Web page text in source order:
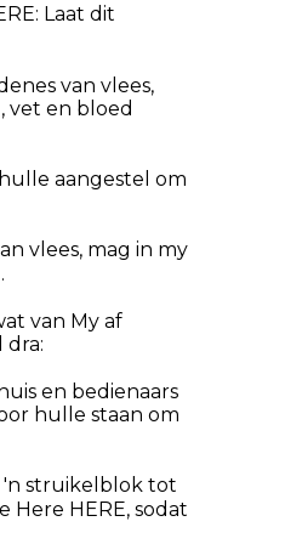
Laat dit
van vlees,
vet en bloed
aangestel om
vlees, mag in my
van My af
en bedienaars
hulle staan om
'n struikelblok tot
HERE, sodat